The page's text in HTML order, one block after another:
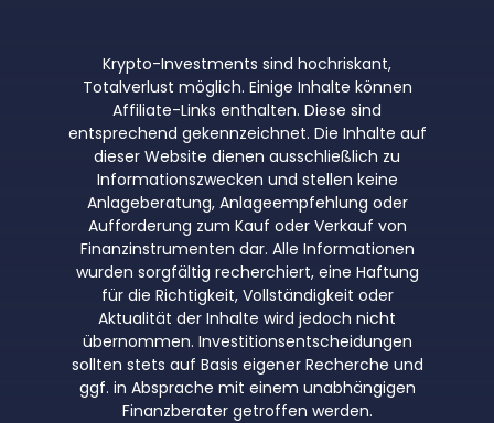
Krypto-Investments sind hochriskant,
Totalverlust möglich. Einige Inhalte können
Affiliate-Links enthalten. Diese sind
entsprechend gekennzeichnet. Die Inhalte auf
dieser Website dienen ausschließlich zu
Informationszwecken und stellen keine
Anlageberatung, Anlageempfehlung oder
Aufforderung zum Kauf oder Verkauf von
Finanzinstrumenten dar. Alle Informationen
wurden sorgfältig recherchiert, eine Haftung
für die Richtigkeit, Vollständigkeit oder
Aktualität der Inhalte wird jedoch nicht
übernommen. Investitionsentscheidungen
sollten stets auf Basis eigener Recherche und
ggf. in Absprache mit einem unabhängigen
Finanzberater getroffen werden.